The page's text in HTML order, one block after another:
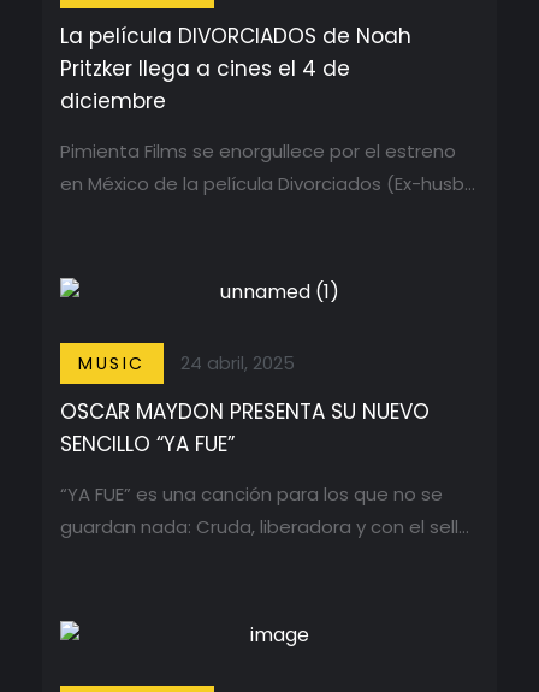
La película DIVORCIADOS de Noah
Pritzker llega a cines el 4 de
diciembre
Pimienta Films se enorgullece por el estreno
en México de la película Divorciados (Ex-husb
MUSIC 24 abril, 2025
OSCAR MAYDON PRESENTA SU NUEVO
SENCILLO “YA FUE”
“YA FUE” es una canción para los que no se
guardan nada: Cruda, liberadora y con el sello